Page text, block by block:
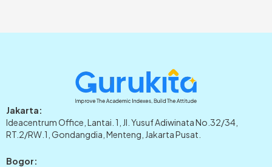
Jakarta:
Ideacentrum Office, Lantai. 1, Jl. Yusuf Adiwinata No.32/34,
RT.2/RW.1, Gondangdia, Menteng, Jakarta Pusat.
Bogor: